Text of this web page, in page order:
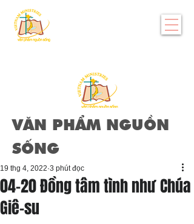
VĂN PHẨM NGUỒN
SỐNG
04-20 Đồng tâm tình như Chúa
Giê-su
19 thg 4, 2022 3 phút đọc